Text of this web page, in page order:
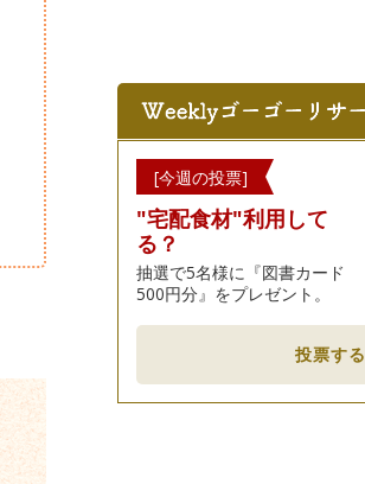
[今週の投票]
"宅配食材"利用して
る？
抽選で5名様に『図書カード
500円分』をプレゼント。
投票する